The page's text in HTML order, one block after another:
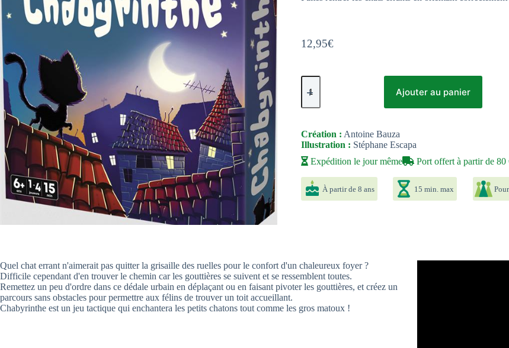
12,95€
quantité
de
Ajouter au panier
Expédition le jour même Port offert à partir de 80
Création : Antoine Bauza
Illustration : Stéphane Escapa
À partir de 8 ans 15 min. max
Quel chat errant n'aimerait pas quitter la grisaille des ruelles pour le confort d'un chaleureux foyer ?
Difficile cependant d'en trouver le chemin car les gouttières se suivent et se ressemblent toutes.
Remettez un peu d'ordre dans ce dédale urbain en déplaçant ou en faisant pivoter les gouttières, et créez un
parcours sans obstacles pour permettre aux félins de trouver un toit accueillant.
Chabyrinthe est un jeu tactique qui enchantera les petits chatons tout comme les gros matoux !